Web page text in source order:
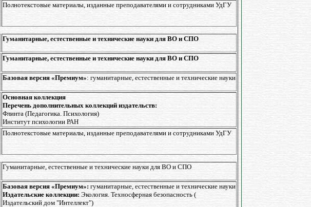
Полнотекстовые материалы, изданные преподавателями и сотрудниками УдГУ
Гуманитарные, естественные и технические науки для ВО и СПО
Гуманитарные, естественные и технические науки для ВО и СПО
Базовая версия «Премиум»: гуманитарные, естественные и технические науки
Основная коллекция
Перечень дополнительных коллекций издательств:
Флинта (Педагогика. Психология)
Институт психологии РАН
Полнотекстовые материалы, изданные преподавателями и сотрудниками УдГУ
Гуманитарные, естественные и технические науки для ВО и СПО
Базовая версия «Премиум»: гуманитарные, естественные и технические науки
Издательские коллекции: Экология. Техносферная безопасность (
Издательский дом "Интеллект")